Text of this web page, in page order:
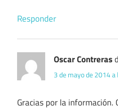
Responder
Oscar Contreras
3 de mayo de 2014
Gracias por la información.